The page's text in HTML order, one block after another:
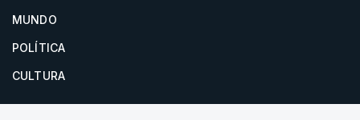
MUNDO
POLÍTICA
CULTURA